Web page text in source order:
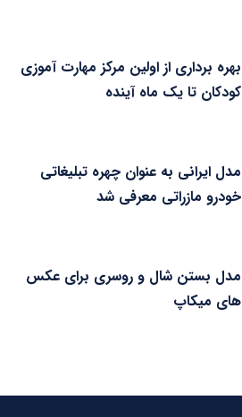
بهره برداری از اولین مرکز مهارت آموزی
کودکان تا یک ماه آینده
مدل ایرانی به عنوان چهره تبلیغاتی
خودرو مازراتی معرفی شد
مدل بستن شال و روسری برای عکس
های میکاپ